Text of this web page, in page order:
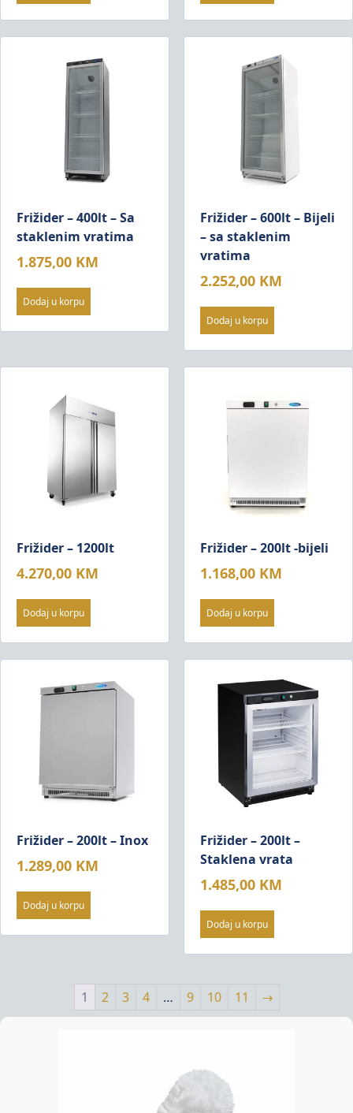
Frižider – 400lt – Sa
staklenim vratima
1.875,00 KM
Dodaj u korpu
Frižider – 600lt – Bijeli
– sa staklenim
vratima
2.252,00 KM
Dodaj u korpu
Frižider – 1200lt
4.270,00 KM
Dodaj u korpu
Frižider – 200lt -bijeli
1.168,00 KM
Dodaj u korpu
Frižider – 200lt – Inox
1.289,00 KM
Dodaj u korpu
Frižider – 200lt –
Staklena vrata
1.485,00 KM
Dodaj u korpu
1 2 3 4 … 9 10 11 →